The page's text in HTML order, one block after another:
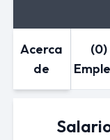
Acerca
de
(0)